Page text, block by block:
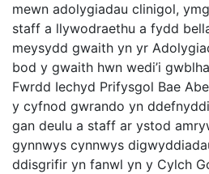
mewn adolygiadau clinigol,
staff a llywodraethu a fydd
meysydd gwaith yn yr
bod y gwaith hwn wedi’i
Fwrdd Iechyd Prifysgol Bae
y cyfnod gwrando yn
gan deulu a staff ar ystod
gynnwys cynnwys
ddisgrifir yn fanwl yn y Cylch